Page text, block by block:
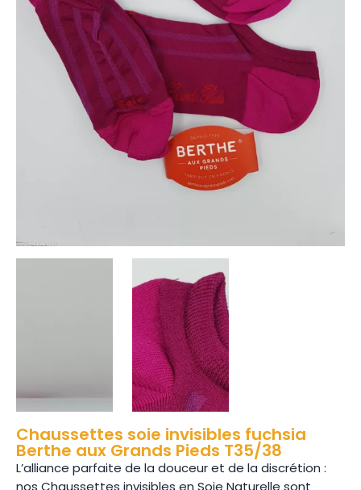
Chaussettes soie invisibles fuchsia
Berthe aux Grands Pieds T35/38
L’alliance parfaite de la douceur et de la discrétion :